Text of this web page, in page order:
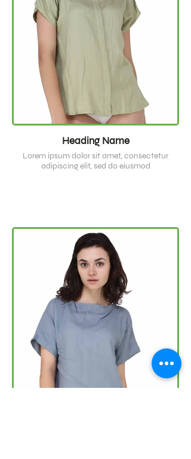
Heading Name
Lorem ipsum dolor sit amet, consectetur
adipiscing elit, sed do eiusmod